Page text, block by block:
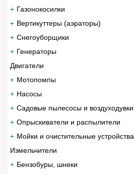
Газонокосилки
Вертикуттеры (аэраторы)
Снегоуборщики
Генераторы
Двигатели
Мотопомпы
Насосы
Садовые пылесосы и воздуходувки
Опрыскиватели и распылители
Мойки и очистительные устройства
Измельчители
Бензобуры, шнеки